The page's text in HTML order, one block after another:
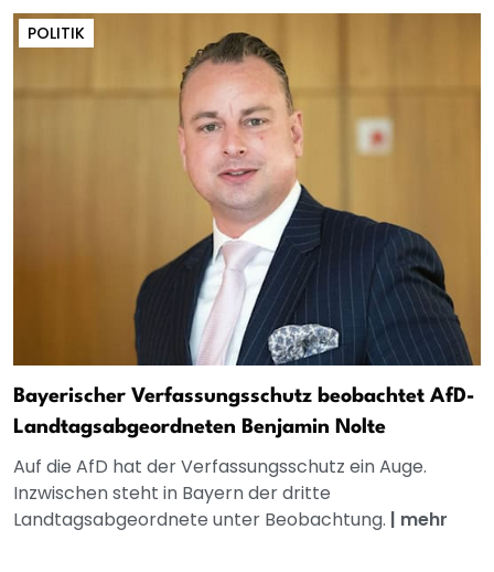
POLITIK
Bayerischer Verfassungsschutz beobachtet AfD-
Landtagsabgeordneten Benjamin Nolte
Auf die AfD hat der Verfassungsschutz ein Auge.
Inzwischen steht in Bayern der dritte
Landtagsabgeordnete unter Beobachtung. | mehr